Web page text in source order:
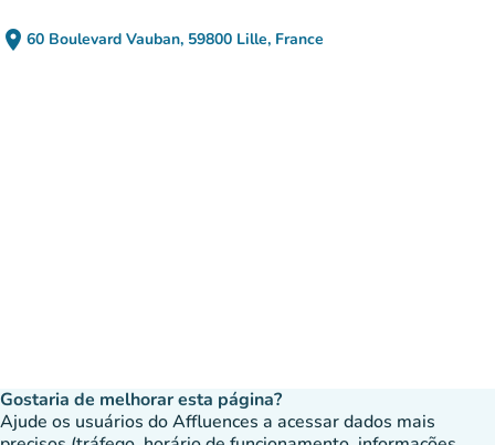
place 60 Boulevard Vauban, 59800 Lille, France
(abrir no Google Maps)
(novo separador)
Gostaria de melhorar esta página?
Ajude os usuários do Affluences a acessar dados mais